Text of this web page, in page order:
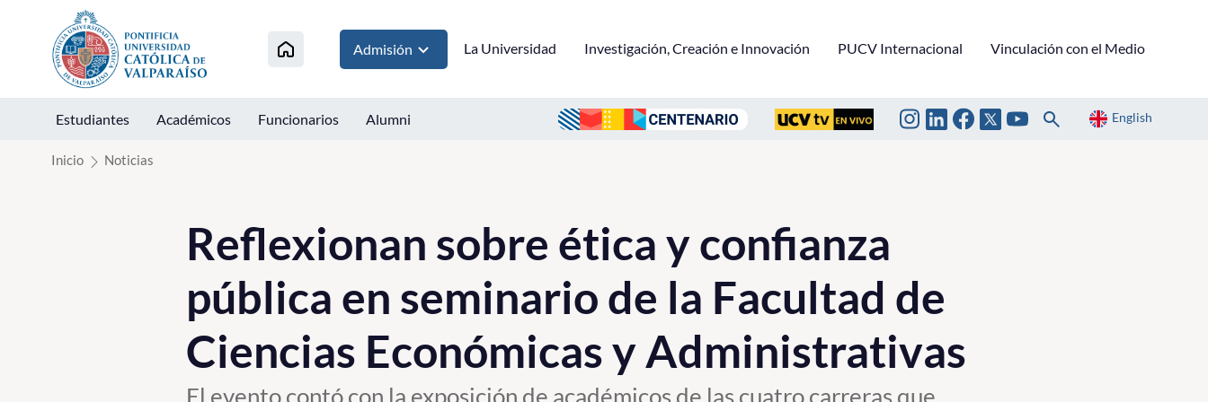
Click acá para ir directamente al contenido
Admisión La Universidad Investigación, Creación e Innovación PUCV Internacional Vinculación con el Medio
Estudiantes Académicos Funcionarios Alumni English
Inicio Noticias
Reflexionan sobre ética y confianza
pública en seminario de la Facultad de
Ciencias Económicas y Administrativas
El evento contó con la exposición de académicos de las cuatro carreras que